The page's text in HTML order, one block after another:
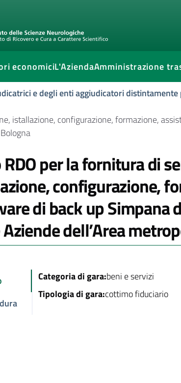
economiciL'AziendaAmministrazione
e degli enti aggiudicatori
istallazione, configurazione, formazione,
per la fornitura di
configurazione,
di back up Simpana
dell’Area
Categoria di gara:beni e servizi
Tipologia di gara:cottimo fiduciario